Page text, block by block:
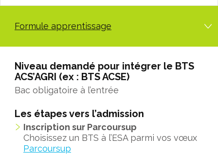
Formule apprentissage
Niveau demandé pour intégrer le BTS
ACS’AGRI (ex : BTS ACSE)
Bac obligatoire à l’entrée
Les étapes vers l’admission
Inscription sur Parcoursup
Choisissez un BTS à l’ESA parmi vos vœux
Parcoursup